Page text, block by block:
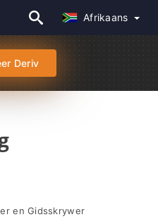
Afrikaans
Deriv
en Gidsskrywer